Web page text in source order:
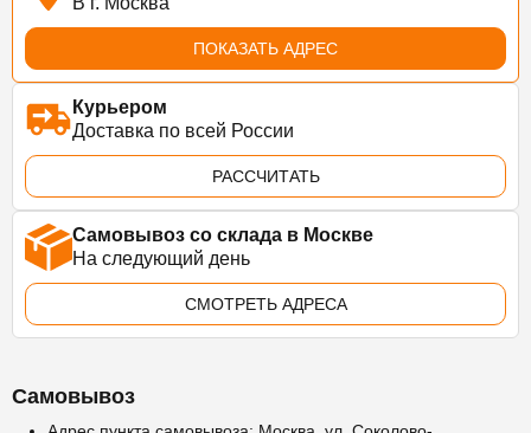
ПОКАЗАТЬ АДРЕС
Курьером
Доставка по всей России
РАССЧИТАТЬ
Самовывоз со склада в Москве
На следующий день
СМОТРЕТЬ АДРЕСА
Самовывоз